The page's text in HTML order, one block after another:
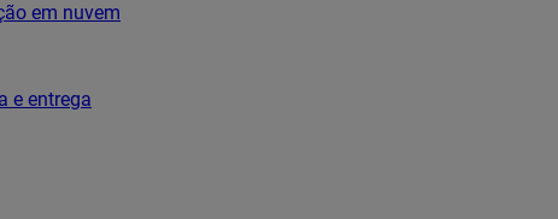
em nuvem
e entrega